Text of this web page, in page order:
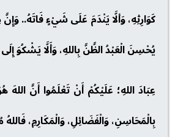
كَوَارِثِهِ، وَألَّا يَنْدَمَ عَلَى شَيْءٍ فَاتَهُ..
يُحْسِنَ الْعَبْدُ الظَّنَّ بِاللهِ، وَأَلَّا يَشْكُوَ
عِبَادَ اللهِ؛ عَلَيْكُمْ أَنْ تَعْلَمُوا أَنَّ
بِالْمَحَاسِنِ، وَالْفَضَائِلِ، وَالْمَكَارِمِ،